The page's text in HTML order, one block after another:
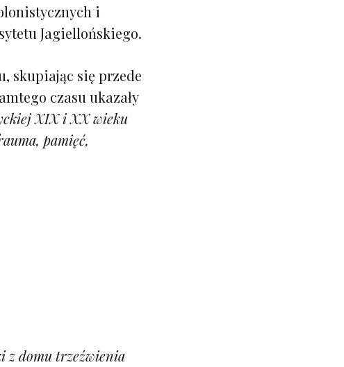
i
Jagiellońskiego.
skupiając się przede
czasu ukazały
XIX i XX wieku
pamięć,
z domu trzeźwienia